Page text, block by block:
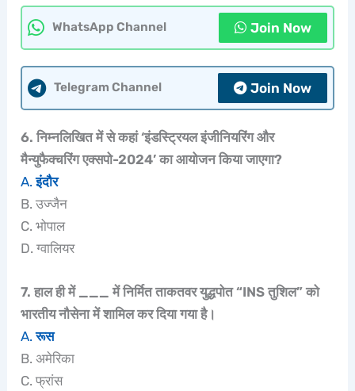
WhatsApp Channel Join Now
Telegram Channel Join Now
6. निम्नलिखित में से कहां ‘इंडस्ट्रियल इंजीनियरिंग और
मैन्युफैक्चरिंग एक्सपो-2024’ का आयोजन किया जाएगा?
A.इंदौर
B. उज्जैन
C. भोपाल
D. ग्वालियर
7. हाल ही में ___ में निर्मित ताकतवर युद्धपोत “INS तुशिल” को
भारतीय नौसेना में शामिल कर दिया गया है।
A.रूस
B. अमेरिका
C. फ्रांस